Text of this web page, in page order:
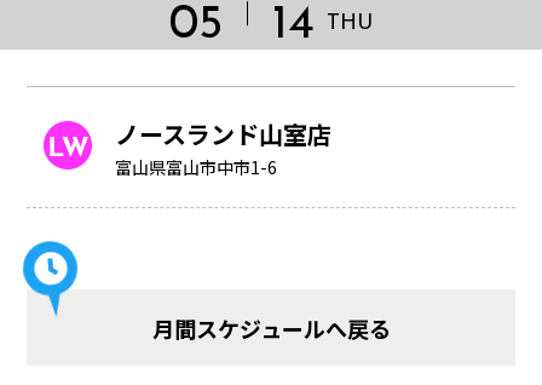
05 14 THU
ノースランド山室店
富山県富山市中市1-6
月間スケジュールへ戻る